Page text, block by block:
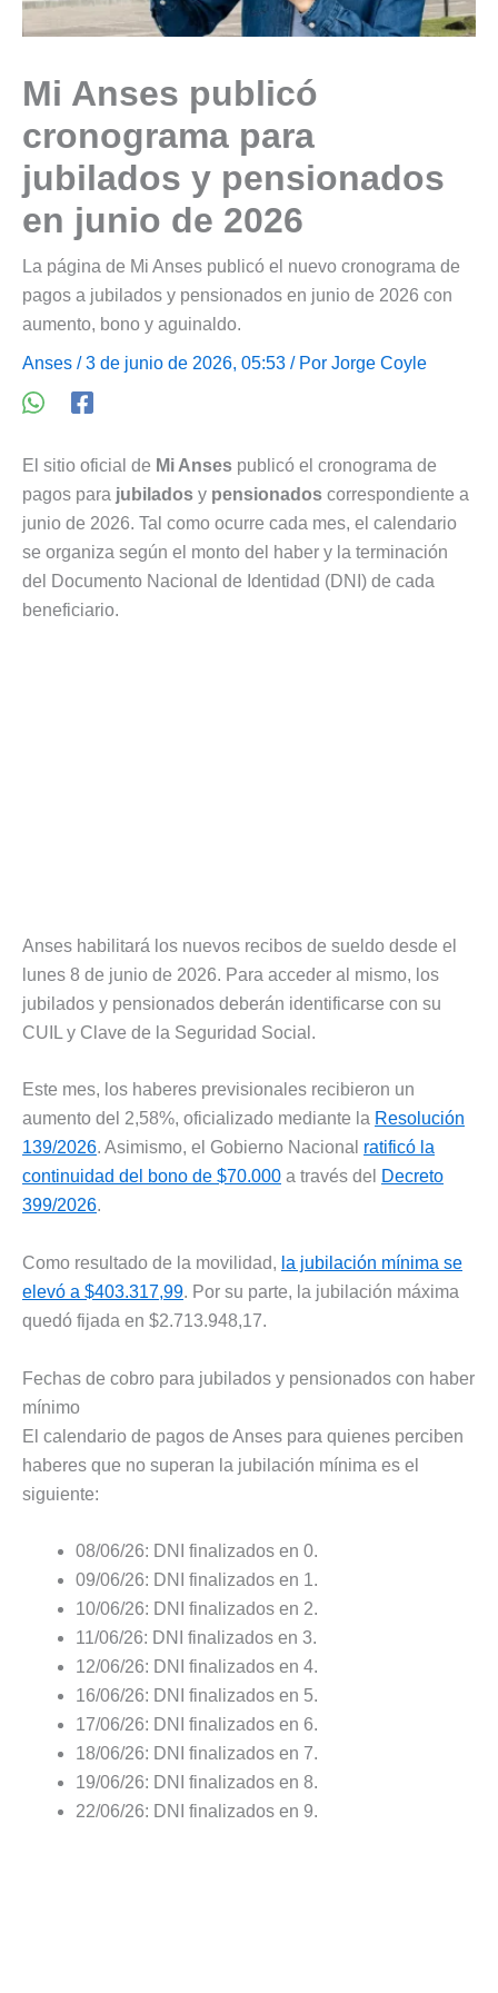
Mi Anses publicó
cronograma para
jubilados y pensionados
en junio de 2026
La página de Mi Anses publicó el nuevo cronograma de
pagos a jubilados y pensionados en junio de 2026 con
aumento, bono y aguinaldo.
Anses / 3 de junio de 2026, 05:53 / Por Jorge Coyle
El sitio oficial de Mi Anses publicó el cronograma de
pagos para jubilados y pensionados correspondiente a
junio de 2026. Tal como ocurre cada mes, el calendario
se organiza según el monto del haber y la terminación
del Documento Nacional de Identidad (DNI) de cada
beneficiario.
Anses habilitará los nuevos recibos de sueldo desde el
lunes 8 de junio de 2026. Para acceder al mismo, los
jubilados y pensionados deberán identificarse con su
CUIL y Clave de la Seguridad Social.
Este mes, los haberes previsionales recibieron un
aumento del 2,58%, oficializado mediante la Resolución
139/2026. Asimismo, el Gobierno Nacional ratificó la
continuidad del bono de $70.000 a través del
Decreto
399/2026.
Como resultado de la movilidad, la jubilación mínima se
elevó a $403.317,99. Por su parte, la jubilación máxima
quedó fijada en $2.713.948,17.
Fechas de cobro para jubilados y pensionados con haber
mínimo
El calendario de pagos de Anses para quienes perciben
haberes que no superan la jubilación mínima es el
siguiente:
08/06/26: DNI finalizados en 0.
09/06/26: DNI finalizados en 1.
10/06/26: DNI finalizados en 2.
11/06/26: DNI finalizados en 3.
12/06/26: DNI finalizados en 4.
16/06/26: DNI finalizados en 5.
17/06/26: DNI finalizados en 6.
18/06/26: DNI finalizados en 7.
19/06/26: DNI finalizados en 8.
22/06/26: DNI finalizados en 9.